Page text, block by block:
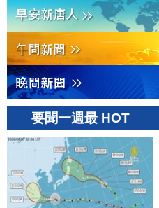
要聞一週最 HOT